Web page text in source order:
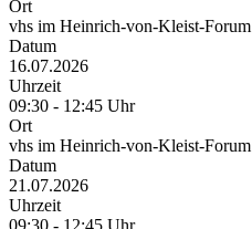
Ort
vhs im Heinrich-von-Kleist-Forum
Datum
16.07.2026
Uhrzeit
09:30 - 12:45 Uhr
Ort
vhs im Heinrich-von-Kleist-Forum
Datum
21.07.2026
Uhrzeit
09:30 - 12:45 Uhr